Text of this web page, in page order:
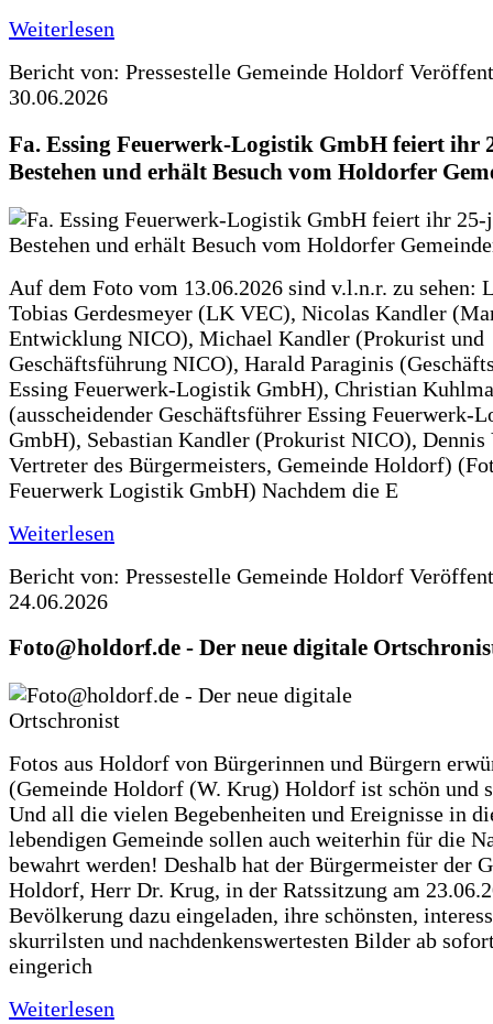
Weiterlesen
Bericht von: Pressestelle Gemeinde Holdorf
30.06.2026
Fa. Essing Feuerwerk-Logistik GmbH feiert ihr
Bestehen und erhält Besuch vom Holdorfer
Auf dem Foto vom 13.06.2026 sind v.l.n.r. zu sehen:
Tobias Gerdesmeyer (LK VEC), Nicolas Kandler
Entwicklung NICO), Michael Kandler (Prokurist und
Geschäftsführung NICO), Harald Paraginis
Essing Feuerwerk-Logistik GmbH), Christian
(ausscheidender Geschäftsführer Essing Feuerwerk-
GmbH), Sebastian Kandler (Prokurist NICO),
Vertreter des Bürgermeisters, Gemeinde Holdorf)
Feuerwerk Logistik GmbH) Nachdem die E
Weiterlesen
Bericht von: Pressestelle Gemeinde Holdorf
24.06.2026
Foto@holdorf.de - Der neue digitale
Fotos aus Holdorf von Bürgerinnen und Bürgern
(Gemeinde Holdorf (W. Krug) Holdorf ist schön und
Und all die vielen Begebenheiten und Ereignisse in
lebendigen Gemeinde sollen auch weiterhin für die
bewahrt werden! Deshalb hat der Bürgermeister der
Holdorf, Herr Dr. Krug, in der Ratssitzung am
Bevölkerung dazu eingeladen, ihre schönsten,
skurrilsten und nachdenkenswertesten Bilder ab
eingerich
Weiterlesen